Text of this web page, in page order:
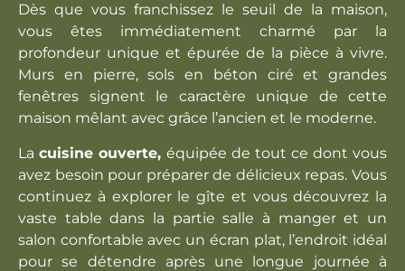
Dès que vous franchissez le seuil de la maison,
vous êtes immédiatement charmé par la
profondeur unique et épurée de la pièce à vivre.
Murs en pierre, sols en béton ciré et grandes
fenêtres signent le caractère unique de cette
maison mêlant avec grâce l’ancien et le moderne.
La cuisine ouverte, équipée de tout ce dont vous
avez besoin pour préparer de délicieux repas. Vous
continuez à explorer le gîte et vous découvrez la
vaste table dans la partie salle à manger et un
salon confortable avec un écran plat, l’endroit idéal
pour se détendre après une longue journée à
VOS INFORMATIONS
+1
Nombre d'adultes* Nombre d'enfants
Adresse *